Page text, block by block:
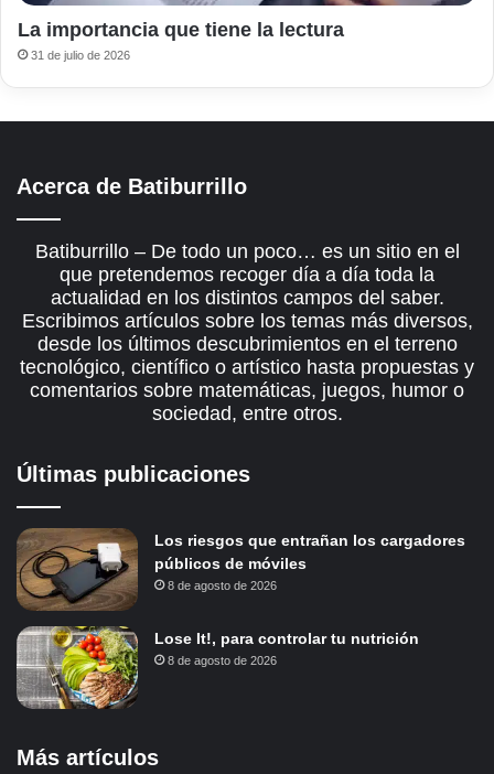
La importancia que tiene la lectura
31 de julio de 2026
Acerca de Batiburrillo
Batiburrillo – De todo un poco… es un sitio en el
que pretendemos recoger día a día toda la
actualidad en los distintos campos del saber.
Escribimos artículos sobre los temas más diversos,
desde los últimos descubrimientos en el terreno
tecnológico, científico o artístico hasta propuestas y
comentarios sobre matemáticas, juegos, humor o
sociedad, entre otros.
Últimas publicaciones
Los riesgos que entrañan los cargadores
públicos de móviles
8 de agosto de 2026
Lose It!, para controlar tu nutrición
8 de agosto de 2026
Más artículos